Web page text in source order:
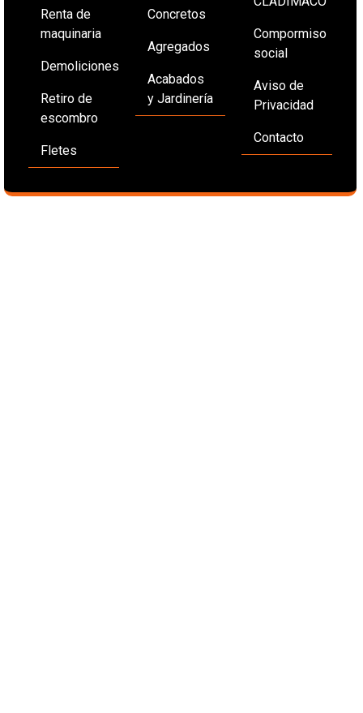
Renta de
maquinaria
Demoliciones
Retiro de
escombro
Fletes
Concretos
Agregados
Acabados
y Jardinería
Compormiso
social
Aviso de
Privacidad
Contacto